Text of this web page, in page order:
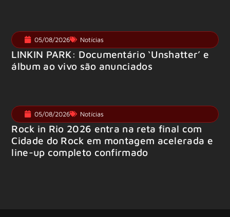
05/08/2026 Notícias
LINKIN PARK: Documentário ‘Unshatter’ e
álbum ao vivo são anunciados
05/08/2026 Notícias
Rock in Rio 2026 entra na reta final com
Cidade do Rock em montagem acelerada e
line-up completo confirmado